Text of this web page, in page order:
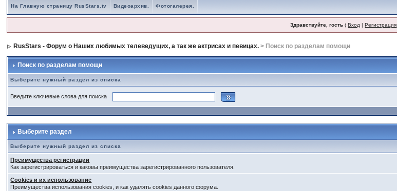
На Главную страницу RusStars.tv Видеоархив. Фотогалерея.
Здравствуйте, гость (Вход |Регистрация
RusStars - Форум о Наших любимых телеведущих, а так же актрисах и певицах. > Поиск по разделам помощи
Поиск по разделам помощи
Выберите нужный раздел из списка
Введите ключевые слова для поиска
Выберите раздел
Выберите нужный раздел из списка
Преимущества регистрации
Как зарегистрироваться и каковы преимущества зарегистрированного пользователя.
Cookies и их использование
Преимущества использования cookies, и как удалять cookies данного форума.